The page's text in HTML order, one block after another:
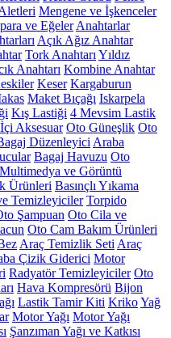
Mengene ve İşkenceler
ve Eğeler Anahtarlar
Açık Ağız Anahtar
Tork Anahtarı Yıldız
Anahtarı Kombine Anahtar
Keser Kargaburun
Maket Bıçağı Iskarpela
Kış Lastiği 4 Mevsim Lastik
Aksesuar Oto Güneşlik Oto
Düzenleyici Araba
Bagaj Havuzu Oto
ve Görüntü
Ürünleri Basınçlı Yıkama
Temizleyiciler Torpido
Şampuan Oto Cila ve
Oto Cam Bakım Ürünleri
Araç Temizlik Seti Araç
Çizik Giderici Motor
Radyatör Temizleyiciler Oto
Hava Kompresörü Bijon
Lastik Tamir Kiti KrikoYağ
Motor Yağı Motor Yağı
Şanzıman Yağı ve Katkısı